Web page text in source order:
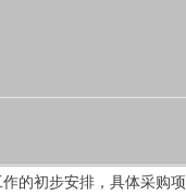
的初步安排，具体采购